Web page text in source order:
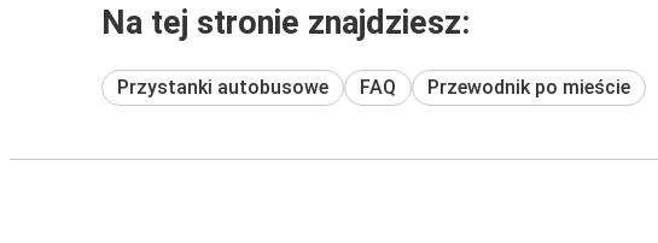
Na tej stronie znajdziesz:
Przystanki autobusowe FAQ Przewodnik po mieście